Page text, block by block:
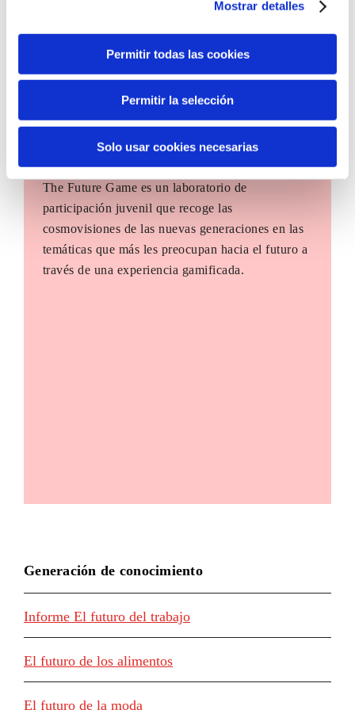
Mostrar detalles
Permitir todas las cookies
Permitir la selección
Solo usar cookies necesarias
diseño de soluciones a los principales retos de
Euskadi.
The Future Game
The Future Game es un laboratorio de
participación juvenil que recoge las
cosmovisiones de las nuevas generaciones en las
temáticas que más les preocupan hacia el futuro a
través de una experiencia gamificada.
Generación de conocimiento
Informe El futuro del trabajo
El futuro de los alimentos
El futuro de la moda